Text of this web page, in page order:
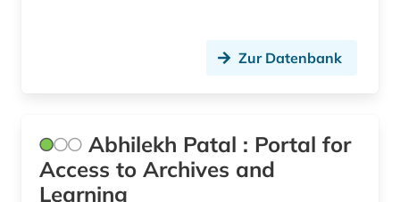
bedarfsforschung (1)
Zur Datenbank
Abhilekh Patal : Portal for
Access to Archives and
Learning